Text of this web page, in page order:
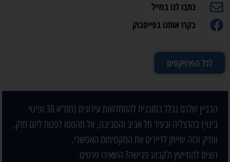
כתבו לנו במייל
בקרו אותנו בפייסבוק
לכל הפרויקטים
הבניין שלכם נכלל בתוכנית להתחדשות עירונית (תמ"א 38 ופינוי
בינוי) בהרצליה ובעיר תל אביב והסביבה, אל תהססו לפנות ליזם חזק,
וותיק וכזה שייתן לדיירים את המקסימום האפשרי.
רוצים להתייעץ ולקבוע פגישה? השאירו פרטים.